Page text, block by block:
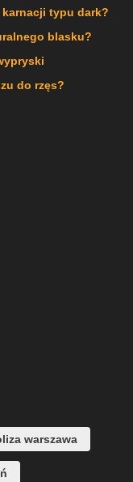
typu dark?
blasku?
do rzęs?
warszawa